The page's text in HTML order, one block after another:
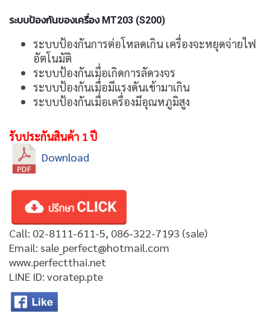
ระบบป้องกันของเครื่อง MT203 (S200)
ระบบป้องกันการต่อโหลดเกิน เครื่องจะหยุดจ่ายไฟ
อัตโนมัติ
ระบบป้องกันเมื่อเกิดการลัดวงจร
ระบบป้องกันเมื่อมีแรงดันเข้ามาเกิน
ระบบป้องกันเมื่อเครื่องมีอุณหภูมิสูง
รับประกันสินค้า 1 ปี
Download
Call: 02-8111-611-5, 086-322-7193 (sale)
Email: sale_perfect@hotmail.com
www.perfectthai.net
LINE ID: voratep.pte